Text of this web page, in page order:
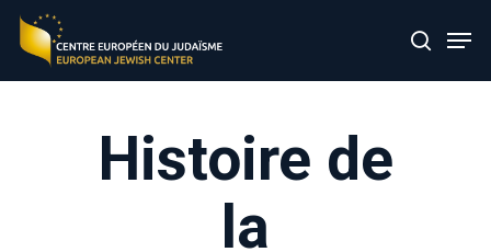
main
search
Histoire de
la